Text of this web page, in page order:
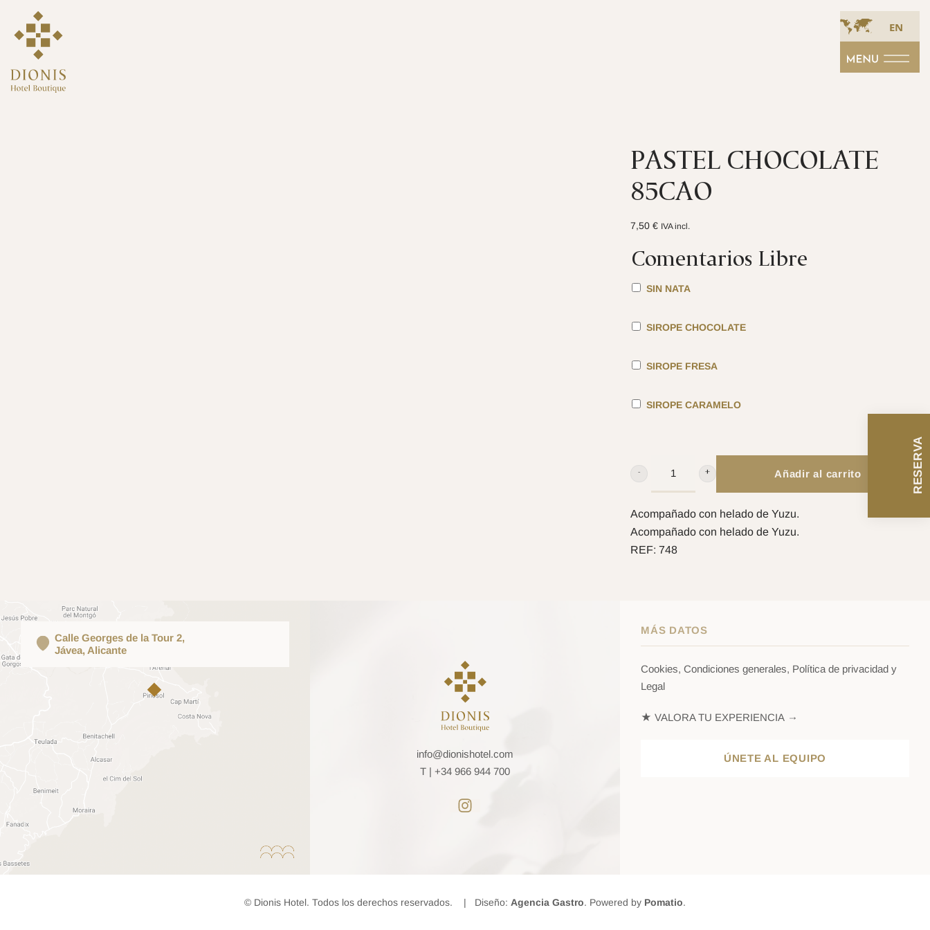
EN
PASTEL CHOCOLATE
85CAO
7,50 € IVA incl.
Comentarios Libre
SIN NATA
SIROPE CHOCOLATE
SIROPE FRESA
SIROPE CARAMELO
PASTEL
CHOCOLATE
85CAO
CANTIDAD
Añadir al carrito
Acompañado con helado de Yuzu.
Acompañado con helado de Yuzu.
REF: 748
Calle Georges de la Tour 2,
Jávea, Alicante
info@dionishotel.com
T | +34 966 944 700
MÁS DATOS
Cookies, Condiciones generales, Política de privacidad y
Legal
★ VALORA TU EXPERIENCIA →
ÚNETE AL EQUIPO
© Dionis Hotel. Todos los derechos reservados. | Diseño: Agencia Gastro. Powered by Pomatio.
RESERVA